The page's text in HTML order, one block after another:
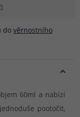
do věrnostního
60ml a nabízí
pootočit,